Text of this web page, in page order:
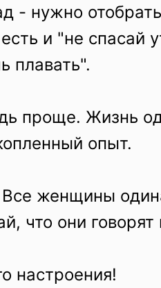
- нужно
есть и "не спасай
плавать".
проще. Жизнь
опыт.
женщины
что они
настроения!